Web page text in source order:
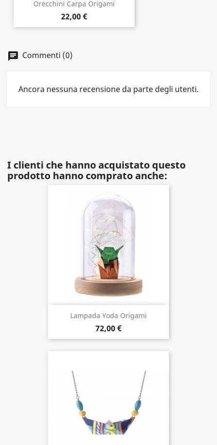
Orecchini Carpa Origami
22,00 €
Commenti (0)
Ancora nessuna recensione da parte degli utenti.
I clienti che hanno acquistato questo
prodotto hanno comprato anche:
Lampada Yoda Origami
72,00 €